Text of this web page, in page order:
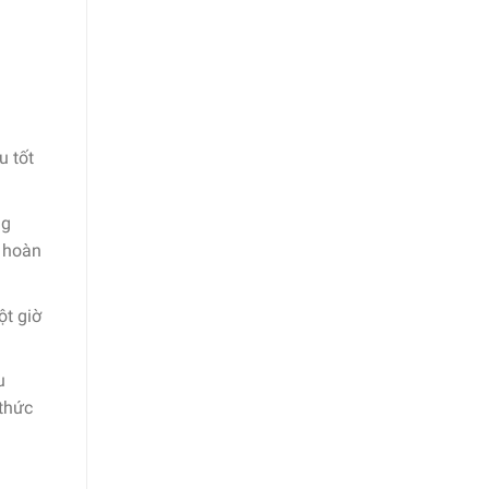
tốt
giờ